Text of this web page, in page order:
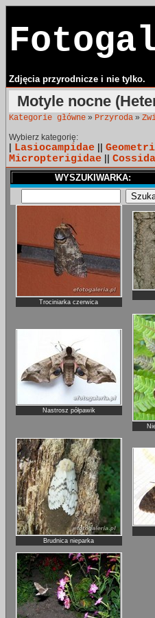
Zdjęcia przyrodnicze i nie tylko.
Motyle nocne
Kategorie główne » Przyroda »
Wybierz kategorię:
Lasiocampidae
Micropterigidae
WYSZUKIWARKA:
Trociniarka czerwica
Nastrosz półpawik
Brudnica nieparka